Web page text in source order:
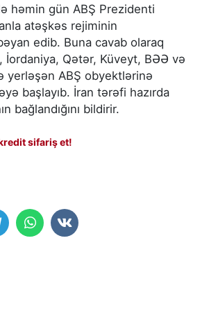
həmin gün ABŞ Prezidenti
atəşkəs rejiminin
bəyan edib. Buna cavab olaraq
İordaniya, Qətər, Küveyt, BƏƏ və
yerləşən ABŞ obyektlərinə
başlayıb. İran tərəfi hazırda
bağlandığını bildirir.
sifariş et!